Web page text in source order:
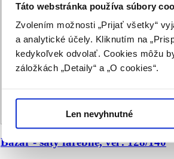
Táto webstránka používa súbory
Zvolením možnosti „Prijať všetky“
a analytické účely. Kliknutím na
kedykoľvek odvolať. Cookies môžu
záložkách „Detaily“ a „O cookies“.
Len nevyhnutné
Bazár - šaty farebné, veľ. 128/140